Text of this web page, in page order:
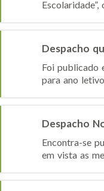
Despacho
Foi publicado
para ano
Despacho
Encontra-se
em vista as